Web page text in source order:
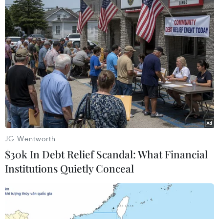
Mỹ cảnh báo trừng phạt các công ty Trung
Quốc liên quan Triều Tiên
02/12/2016 23:21
Bộ Ngoại giao Mỹ cảnh báo sẽ áp đặt trừng phạt các
công ty Trung Quốc làm ăn trái phép với Triều Tiên nếu
Trung Quốc không thực thi lệnh trừng phạt với Triều Tiên.
JG Wentworth
$30k In Debt Relief Scandal: What Financial
Institutions Quietly Conceal